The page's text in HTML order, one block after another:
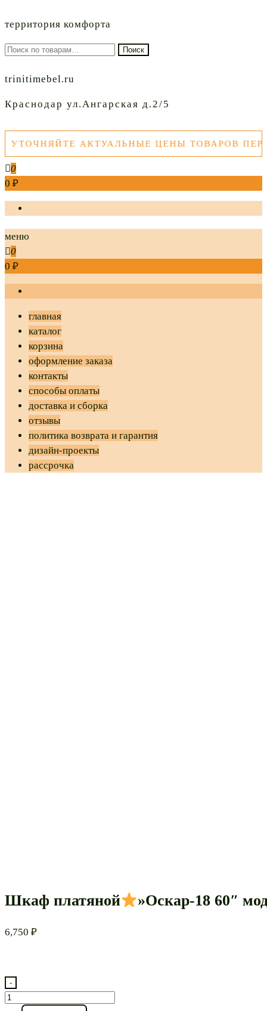
территория комфорта
Искать: Поиск
trinitimebel.ru
Краснодар ул.Ангарская д.2/5
АКТУАЛЬНЫЕ ЦЕНЫ ТОВАРОВ ПЕРЕД
0
0 ₽
меню
0
0 ₽
главная
каталог
корзина
оформление заказа
контакты
способы оплаты
доставка и сборка
отзывы
политика возврата и гарантия
дизайн-проекты
рассрочка
Шкаф платяной »Оскар-18 60″
6,750 ₽
-
Количество